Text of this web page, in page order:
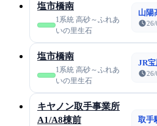
塩市橋南
1系統 高砂～ふれあ
いの里生石
山陽
26/
塩市橋南
1系統 高砂～ふれあ
いの里生石
JR
26/
キヤノン取手事業所
A1/A8棟前
取手